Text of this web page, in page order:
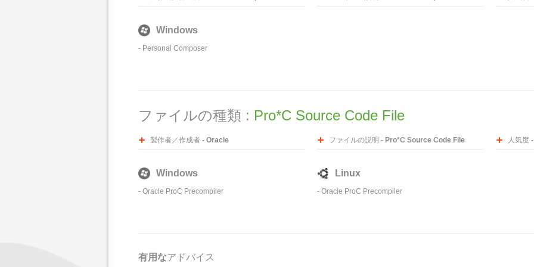
Windows
- Personal Composer
ファイルの種類 : Pro*C Source Code File
製作者／作成者 - Oracle ファイルの説明 - Pro*C Source Code File 人気度 -
Windows
- Oracle ProC Precompiler
Linux
- Oracle ProC Precompiler
有用なアドバイス